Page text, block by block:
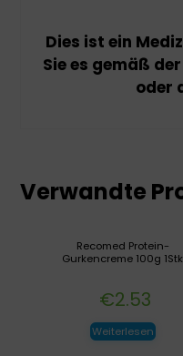
Dies ist ein
Sie es gemäß
oder
Verwandte
Recomed Protein-
Gurkencreme 100g
€2.53
Weiterlesen